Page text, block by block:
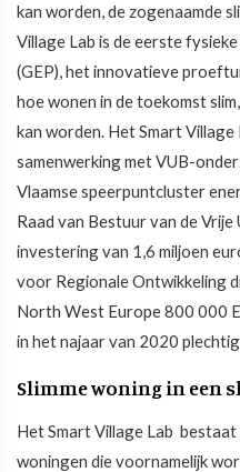
kan worden, de zogenaamde
Village Lab is de eerste
(GEP), het innovatieve
hoe wonen in de toekomst
kan worden. Het Smart
samenwerking met VUB-
Vlaamse speerpuntcluster
Raad van Bestuur van de
investering van 1,6 miljoen
voor Regionale Ontwikkeling
North West Europe 800 000
in het najaar van 2020
Slimme woning in een
Het Smart Village Lab bestaat
woningen die voornamelijk